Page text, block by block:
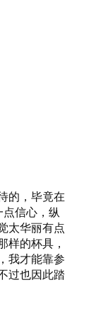
的，毕竟在
信心，纵
太华丽有点
样的杯具，
我才能靠参
过也因此踏